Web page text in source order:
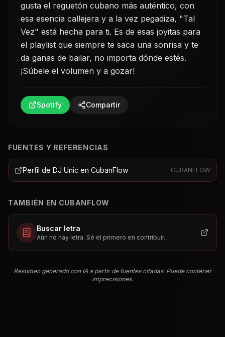
gusta el reguetón cubano más auténtico, con
esa esencia callejera y a la vez pegadiza, "Tal
Vez" está hecha para ti. Es de esas joyitas para
el playlist que siempre te saca una sonrisa y te
da ganas de bailar, no importa dónde estés.
¡Súbele el volumen y a gozar!
Spotify Compartir
FUENTES Y REFERENCIAS
Perfil de DJ Unic en CubanFlow CUBANFLOW
TAMBIÉN EN CUBANFLOW
Buscar letra
Aún no hay letra. Sé el primero en contribuir.
Resumen generado con IA a partir de fuentes citadas. Puede contener
imprecisiones.